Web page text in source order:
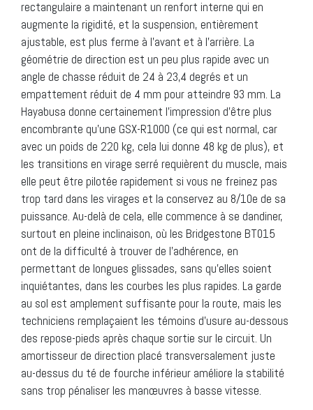
rectangulaire a maintenant un renfort interne qui en
augmente la rigidité, et la suspension, entièrement
ajustable, est plus ferme à l’avant et à l’arrière. La
géométrie de direction est un peu plus rapide avec un
angle de chasse réduit de 24 à 23,4 degrés et un
empattement réduit de 4 mm pour atteindre 93 mm. La
Hayabusa donne certainement l’impression d’être plus
encombrante qu’une GSX-R1000 (ce qui est normal, car
avec un poids de 220 kg, cela lui donne 48 kg de plus), et
les transitions en virage serré requièrent du muscle, mais
elle peut être pilotée rapidement si vous ne freinez pas
trop tard dans les virages et la conservez au 8/10e de sa
puissance. Au-delà de cela, elle commence à se dandiner,
surtout en pleine inclinaison, où les Bridgestone BT015
ont de la difficulté à trouver de l’adhérence, en
permettant de longues glissades, sans qu’elles soient
inquiétantes, dans les courbes les plus rapides. La garde
au sol est amplement suffisante pour la route, mais les
techniciens remplaçaient les témoins d’usure au-dessous
des repose-pieds après chaque sortie sur le circuit. Un
amortisseur de direction placé transversalement juste
au-dessus du té de fourche inférieur améliore la stabilité
sans trop pénaliser les manœuvres à basse vitesse.